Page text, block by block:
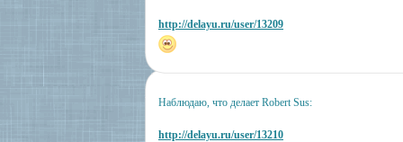
http://delayu.ru/user/13209
Наблюдаю, что делает Robert Sus:
http://delayu.ru/user/13210